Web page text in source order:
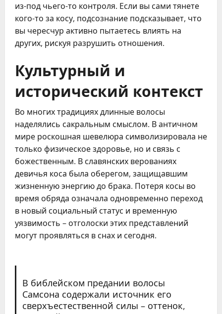
из-под чьего-то контроля. Если вы сами тянете
кого-то за косу, подсознание подсказывает, что
вы чересчур активно пытаетесь влиять на
других, рискуя разрушить отношения.
Культурный и
исторический контекст
Во многих традициях длинные волосы
наделялись сакральным смыслом. В античном
мире роскошная шевелюра символизировала не
только физическое здоровье, но и связь с
божественным. В славянских верованиях
девичья коса была оберегом, защищавшим
жизненную энергию до брака. Потеря косы во
время обряда означала одновременно переход
в новый социальный статус и временную
уязвимость – отголоски этих представлений
могут проявляться в снах и сегодня.
В библейском предании волосы
Самсона содержали источник его
сверхъестественной силы – оттенок,